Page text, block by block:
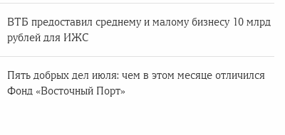
ВТБ предоставил среднему и малому бизнесу 10 млрд
рублей для ИЖС
Пять добрых дел июля: чем в этом месяце отличился
Фонд «Восточный Порт»